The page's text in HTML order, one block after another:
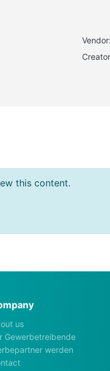
Vendor:
this content.
us
Gewerbetreibende
werden